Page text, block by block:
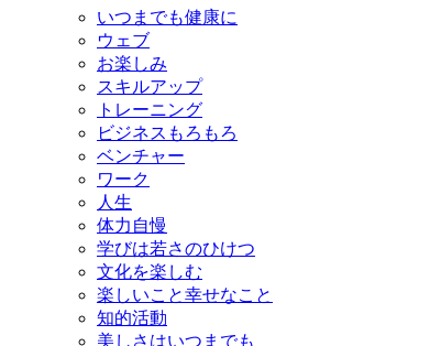
いつまでも健康に
ウェブ
お楽しみ
スキルアップ
トレーニング
ビジネスもろもろ
ベンチャー
ワーク
人生
体力自慢
学びは若さのひけつ
文化を楽しむ
楽しいこと幸せなこと
知的活動
美しさはいつまでも